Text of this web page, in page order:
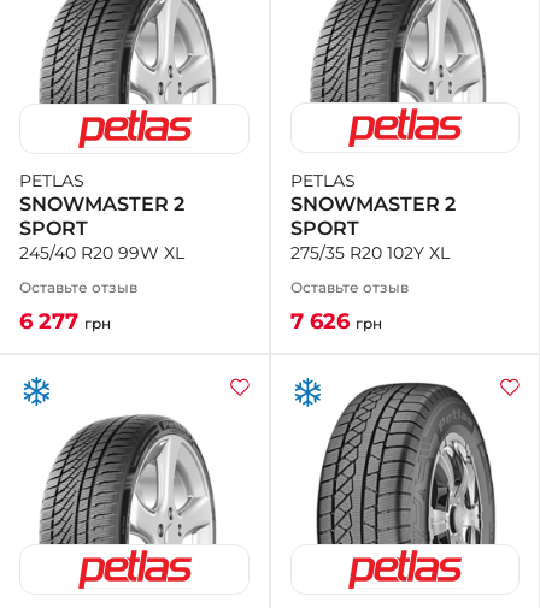
PETLAS
SNOWMASTER 2
SPORT
245/40 R20 99W XL
Оставьте отзыв
6 277 грн
PETLAS
SNOWMASTER 2
SPORT
275/35 R20 102Y XL
Оставьте отзыв
7 626 грн